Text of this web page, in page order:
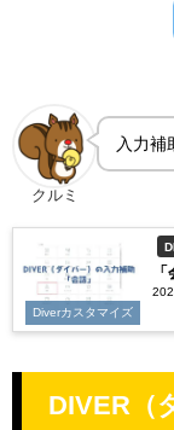
クルミ
入力補
Diverカスタマイズ
DIVER（